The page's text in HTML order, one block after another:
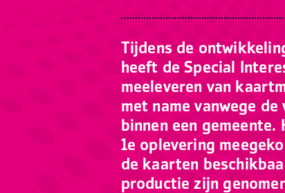
Tijdens de
heeft de Special
meeleveren van
met name vanwege
binnen een
1e oplevering
de kaarten
productie zijn